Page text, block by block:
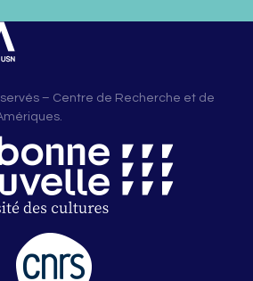
– Centre de Recherche et de